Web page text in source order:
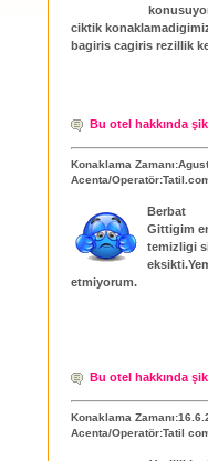
ciktik
bagiris cagiris rezillik
Bu otel hakkında
Konaklama
Acenta/
Berbat
Gittigim
temizligi
etmiyorum.
Bu otel hakkında
Konaklama
Acenta/Operatör:Tatil